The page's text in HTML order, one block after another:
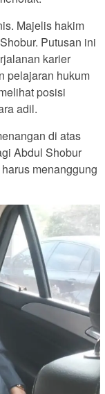
Majelis hakim
Putusan ini
karier
pelajaran hukum
posisi
adil.
di atas
Abdul Shobur
menanggung